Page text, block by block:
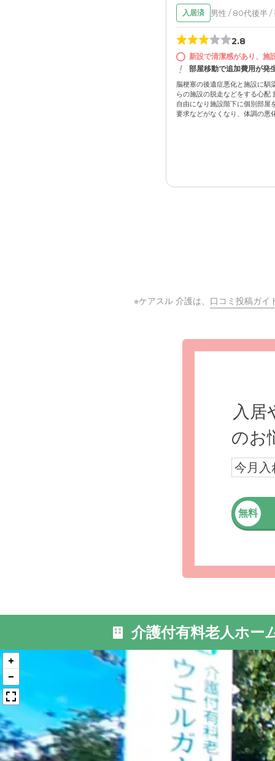
外観: ウエ
台」駅よ
入居済 男性 / 80代後半 /
2.8
新設で清潔感があり、施
部屋移動で追加費用が発
脳梗塞の後遺症悪化と施設に馴
らの施設の脱走などをする心配
自由になり施設階下に個別部屋
要求などがなくなり、体調の悪
※ケアスル 介護は、 口コミ投稿ガイ
入居
のお
今月入
無料
介護付有料老人ホー